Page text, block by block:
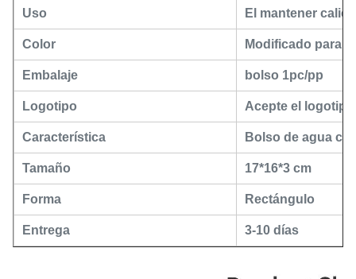
Uso El mantener
Color Modificado para
Embalaje bolso 1pc/pp
Logotipo Acepte el
Característica Bolso de agua
Tamaño 17*16*3 cm
Forma Rectángulo
Entrega 3-10 días